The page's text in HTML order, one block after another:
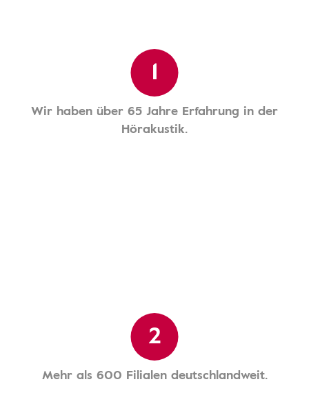
1
Wir haben über 65 Jahre Erfahrung in der
Hörakustik.
2
Mehr als 600 Filialen deutschlandweit.